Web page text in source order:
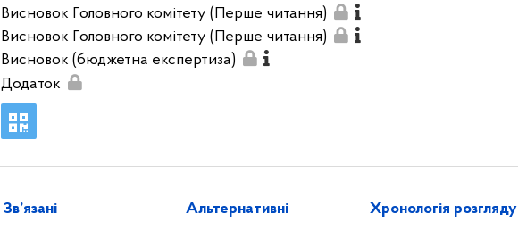
Висновок Головного комітету (Перше читання)
Висновок Головного комітету (Перше читання)
Висновок (бюджетна експертиза)
Додаток
Зв’язані Альтернативні Хронологія розгляду